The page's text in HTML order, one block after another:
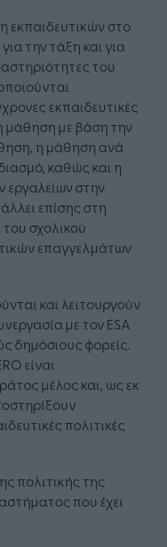
εκπαιδευτικών στο
την τάξη και για
του
εκπαιδευτικές
μάθηση με βάση την
η μάθηση ανά
καθώς και η
στην
επίσης στη
σχολικού
επαγγελμάτων
και λειτουργούν
με τον ESA
δημόσιους φορείς.
είναι
μέλος και, ως εκ
πολιτικές
πολιτικής της
που έχει